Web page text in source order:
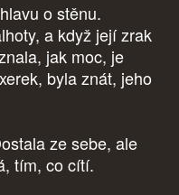
o stěnu.
a když její zrak
jak moc, je
byla znát, jeho
ze sebe, ale
tím, co cítí.